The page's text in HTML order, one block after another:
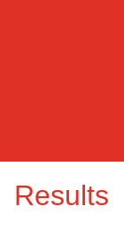
Results